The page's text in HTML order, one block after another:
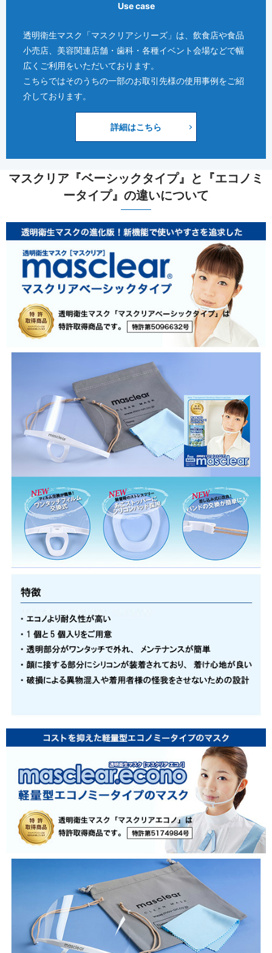
Use case
透明衛生マスク「マスクリアシリーズ」は、飲食店や食品
小売店、美容関連店舗・歯科・各種イベント会場などで幅
広くご利用をいただいております。
こちらではそのうちの一部のお取引先様の使用事例をご紹
介しております。
詳細はこちら
マスクリア『ベーシックタイプ』と『エコノミ
ータイプ』の違いについて